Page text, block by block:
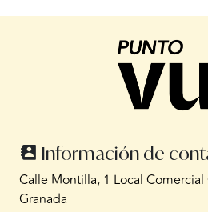
Información de
Calle Montilla, 1 Local Comercial
Granada